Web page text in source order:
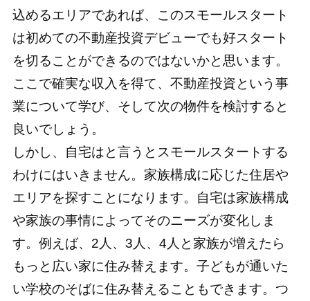
込めるエリアであれば、このスモールスタート
は初めての不動産投資デビューでも好スタート
を切ることができるのではないかと思います。
ここで確実な収入を得て、不動産投資という事
業について学び、そして次の物件を検討すると
良いでしょう。
しかし、自宅はと言うとスモールスタートする
わけにはいきません。家族構成に応じた住居や
エリアを探すことになります。自宅は家族構成
や家族の事情によってそのニーズが変化しま
す。例えば、2人、3人、4人と家族が増えたら
もっと広い家に住み替えます。子どもが通いた
い学校のそばに住み替えることもできます。つ